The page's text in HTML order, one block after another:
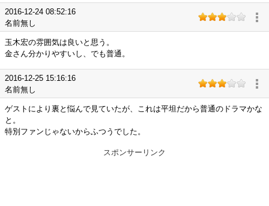
2016-12-24 08:52:16
名前無し
玉木宏の雰囲気は良いと思う。
金さん分かりやすいし、でも普通。
2016-12-25 15:16:16
名前無し
ゲストにより裏と悩んで見ていたが、これは平坦だから普通のドラマかな
と。
特別ファンじゃないからふつうでした。
スポンサーリンク